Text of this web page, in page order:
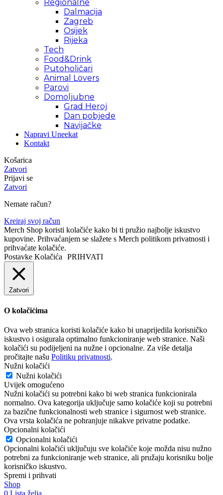
Regionalne
Dalmacija
Zagreb
Osijek
Rijeka
Tech
Food&Drink
Putoholičari
Animal Lovers
Parovi
Domoljubne
Grad Heroj
Dan pobjede
Navijačke
Napravi Uneekat
Kontakt
Košarica
Zatvori
Prijavi se
Zatvori
Nemate račun?
Kreiraj svoj račun
Merch Shop koristi kolačiće kako bi ti pružio najbolje iskustvo
kupovine. Prihvaćanjem se slažete s Merch politikom privatnosti i
prihvaćate kolačiće.
Postavke Kolačića PRIHVATI
Zatvori
O kolačićima
Ova web stranica koristi kolačiće kako bi unaprijedila korisničko
iskustvo i osigurala optimalno funkcioniranje web stranice. Naši
kolačići su podijeljeni na nužne i opcionalne. Za više detalja
pročitajte našu Politiku privatnosti.
Nužni kolačići
Nužni kolačići
Uvijek omogućeno
Nužni kolačići su potrebni kako bi web stranica funkcionirala
normalno. Ova kategorija uključuje samo kolačiće koji su potrebni
za bazične funkcionalnosti web stranice i sigurnost web stranice.
Ova vrsta kolačića ne pohranjuje nikakve privatne podatke.
Opcionalni kolačići
Opcionalni kolačići
Opcionalni kolačići uključuju sve kolačiće koje možda nisu nužno
potrebni za funkcioniranje web stranice, ali pružaju korisniku bolje
korisničko iskustvo.
Spremi i prihvati
Shop
0 Lista želja